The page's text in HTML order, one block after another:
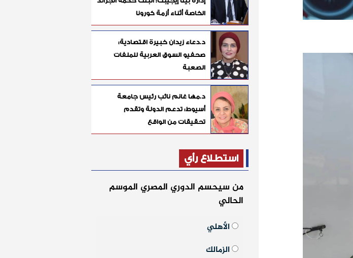
الخاصة أثناء أزمة كورونا
د.دعاء زيدان خبيرة اقتصادية:
صحفيو السوق العربية للملفات
الصعبة
د.مها غانم نائب رئيس جامعة
أسيوط: تدعم الدولة وتقدم
تحقيقات من الواقع
استطلاع رأي
من سيحسم الدوري المصري الموسم
الحالي
الأهلي
الزمالك